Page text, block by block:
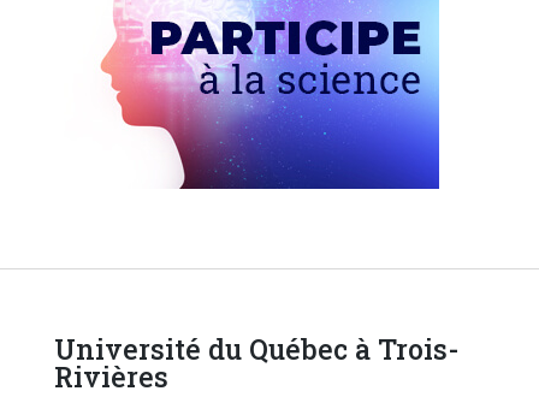
Université du Québec à Trois-
Rivières